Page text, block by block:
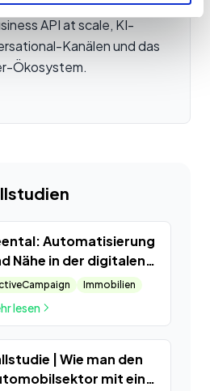
Apside). Er schreibt
API at scale, KI-
Kanälen und das
Ökosystem.
Automatisierung
Nähe in der digitalen
Immobilien
lesen
| Wie man den
mit einer